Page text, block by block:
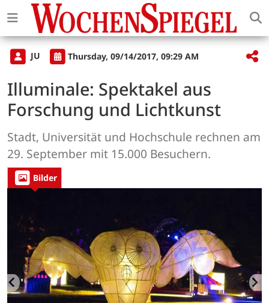
JU Thursday, 09/14/2017, 09:29 AM
Illuminale: Spektakel aus
Forschung und Lichtkunst
Stadt, Universität und Hochschule rechnen am
29. September mit 15.000 Besuchern.
Bilder